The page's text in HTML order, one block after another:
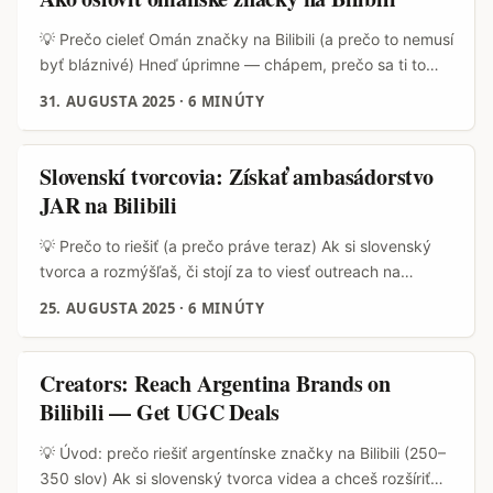
lokálne štúdiá, distribútori a regionálne e‑shop značky
testujú game‑feature rollouty v rámci menších kampaní a
často hľadajú autentických creatorov z Európy, ktorí
vedia spraviť kvalitný gameplay test a porovnanie. ...
💡 Prečo cieleť Omán značky na Bilibili (a prečo to nemusí
byť bláznivé) Hneď úprimne — chápem, prečo sa ti to
môže zdať zvláštne. Omán? Bilibili? Pre Slovenského
creator, musíte myslieť globálne a ísť tam, kde sú peniaze
a pozornosť. Bilibili nie je len „čínsky YouTube“ — je to
komunita mladých, nadšených ľudí, ktorí milujú gameplay,
livestreamy a výzvy, ktoré sa šíria ako viral. Bilibili navyše
stavia silu na interakcii (slávne „bullet chatting“) a
emóciách medzi tvorcami a publikom — to je presne
31. AUGUSTA 2025 ·6 MINÚTY
Slovenskí tvorcovia: Získať ambasádorstvo
JAR na Bilibili
💡 Prečo to riešiť (a prečo práve teraz) Ak si slovenský
tvorca a rozmýšľaš, či stojí za to viesť outreach na
značky z Južnej Afriky cez Bilibili — krátka odpoveď:
komunitný ekosystém zameraný na mladú generáciu s
unikátnymi formátmi (bullet chat, dlhé PT podia,
komunitné série). Firma sama hovorí o budovaní
emocionálnych väzieb medzi tvorcami a publikom — to
robí platformu atraktívnou pre značky, ktoré chcú
autentický engagement (referenčný popis Bilibili: Bilibili
25. AUGUSTA 2025 ·6 MINÚTY
Creators: Reach Argentina Brands on
Bilibili — Get UGC Deals
💡 Úvod: prečo riešiť argentínske značky na Bilibili (250–
350 slov) Ak si slovenský tvorca videa a chceš rozšíriť